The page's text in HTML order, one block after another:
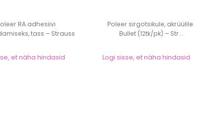
RA adhesiivi
tass – Strauss
et näha hindasid
Poleer sirgotsikule, akrüülile.
Bullet (12tk/pk) – Str...
Logi sisse, et näha hindasid